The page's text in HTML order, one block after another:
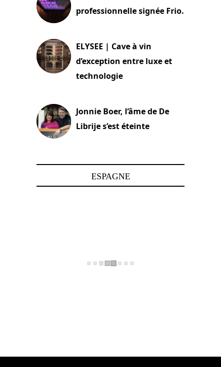
professionnelle signée Frio.
ELYSEE | Cave à vin
d’exception entre luxe et
technologie
Jonnie Boer, l’âme de De
Librije s’est éteinte
ESPAGNE